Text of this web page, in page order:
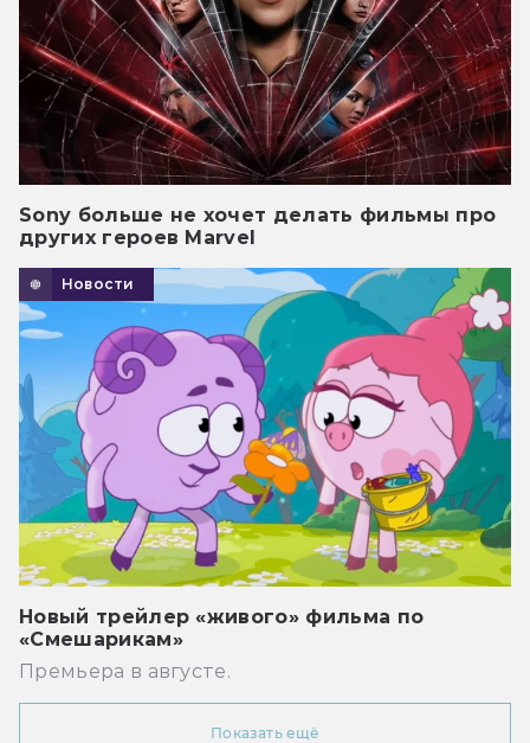
Sony больше не хочет делать фильмы про
других героев Marvel
Новости
Новый трейлер «живого» фильма по
«Смешарикам»
Премьера в августе.
Показать ещё